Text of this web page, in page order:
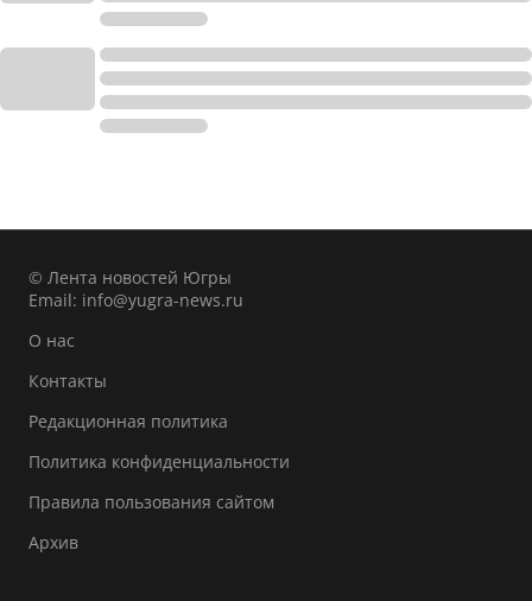
© Лента новостей Югры
Email: info@yugra-news.ru
О нас
Контакты
Редакционная политика
Политика конфиденциальности
Правила пользования сайтом
Архив